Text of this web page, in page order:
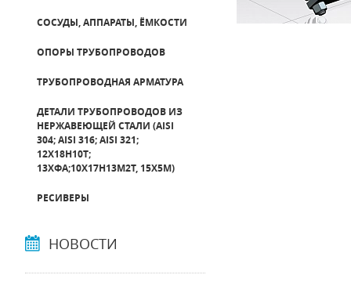
СОСУДЫ, АППАРАТЫ, ЁМКОСТИ
ОПОРЫ ТРУБОПРОВОДОВ
ТРУБОПРОВОДНАЯ АРМАТУРА
ДЕТАЛИ ТРУБОПРОВОДОВ ИЗ
НЕРЖАВЕЮЩЕЙ СТАЛИ (AISI
304; AISI 316; AISI 321;
12Х18Н10Т;
13ХФА;10Х17Н13М2Т, 15Х5М)
РЕСИВЕРЫ
НОВОСТИ